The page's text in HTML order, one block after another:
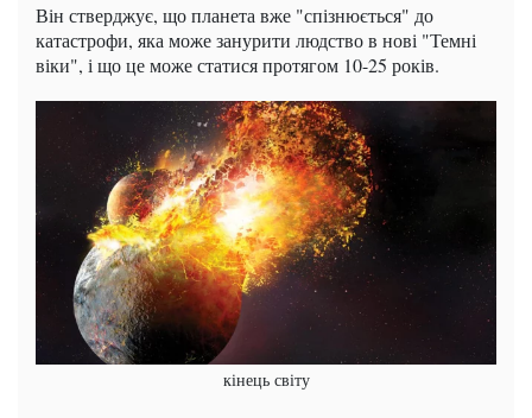
Він стверджує, що планета вже "спізнюється" до
катастрофи, яка може занурити людство в нові "Темні
віки", і що це може статися протягом 10-25 років.
кінець світу